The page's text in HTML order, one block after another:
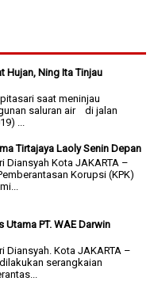
Hujan, Ning Ita Tinjau
saat meninjau
saluran air di jalan
...
Tirtajaya Laoly Senin Depan
Diansyah Kota JAKARTA –
Korupsi (KPK)
Utama PT. WAE Darwin
Diansyah. Kota JAKARTA –
serangkaian